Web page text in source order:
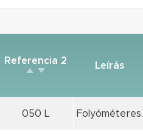
Referencia 2 Leírás
050 L Folyóméteres.